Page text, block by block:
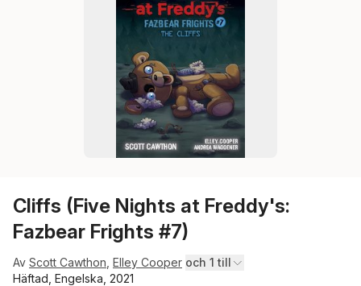
Cliffs (Five Nights at Freddy's:
Fazbear Frights #7)
Av Scott Cawthon Elley Cooper och 1 till
Häftad, Engelska, 2021